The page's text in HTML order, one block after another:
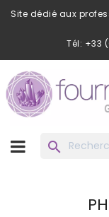
Site dédié aux
Tél: +33
search